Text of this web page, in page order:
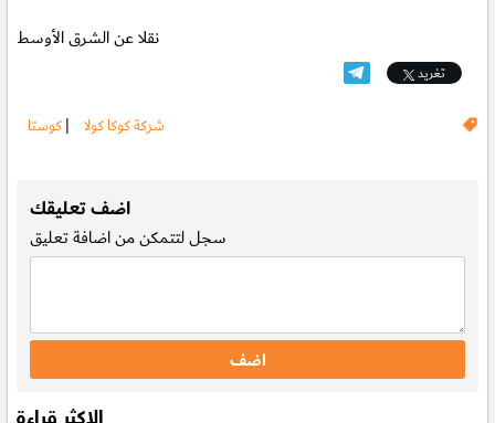
نقلا عن الشرق الأوسط
تغريد
شركة كوكا كولا |كوستا
اضف تعليقك
سجللتتمكن من اضافة تعليق